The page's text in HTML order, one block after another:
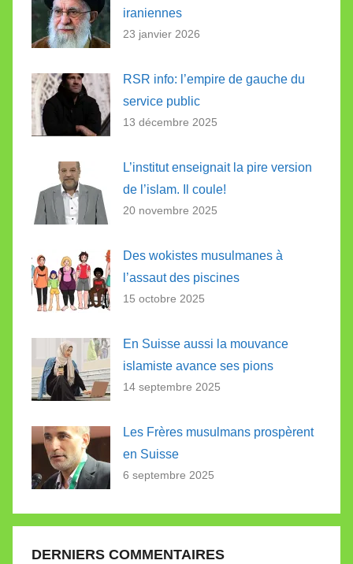
iraniennes
23 janvier 2026
RSR info: l’empire de gauche du
service public
13 décembre 2025
L’institut enseignait la pire version
de l’islam. Il coule!
20 novembre 2025
Des wokistes musulmanes à
l’assaut des piscines
15 octobre 2025
En Suisse aussi la mouvance
islamiste avance ses pions
14 septembre 2025
Les Frères musulmans prospèrent
en Suisse
6 septembre 2025
DERNIERS COMMENTAIRES